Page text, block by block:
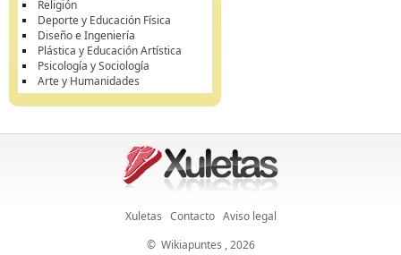
Religión
Deporte y Educación Física
Diseño e Ingeniería
Plástica y Educación Artística
Psicología y Sociología
Arte y Humanidades
Xuletas Contacto Aviso legal
© Wikiapuntes , 2026